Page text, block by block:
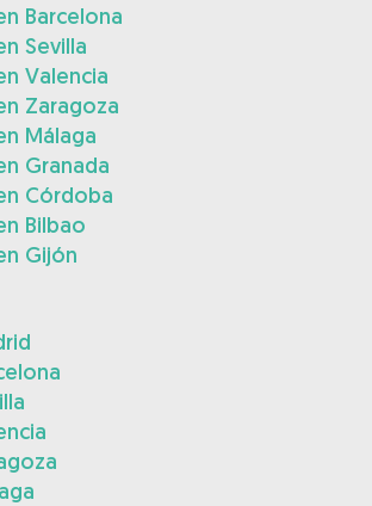
Barcelona
Sevilla
Valencia
Zaragoza
Málaga
Granada
Córdoba
Bilbao
Gijón